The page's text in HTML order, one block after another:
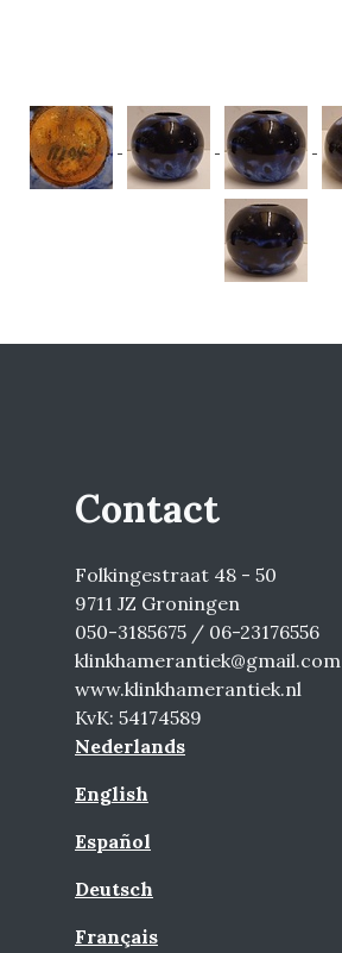
Contact
Folkingestraat 48 - 50
9711 JZ Groningen
050-3185675 / 06-23176556
klinkhamerantiek@gmail.com
www.klinkhamerantiek.nl
KvK: 54174589
Nederlands
English
Español
Deutsch
Français